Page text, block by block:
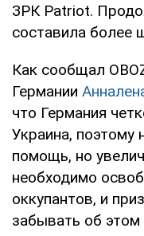
ЗРК Patriot.
составила более
Как сообщал
Германии
что Германия
Украина, поэтому
помощь, но
необходимо
оккупантов, и
забывать об этом